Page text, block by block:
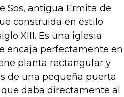
Sos, antigua Ermita de
construida en estilo
XIII. Es una iglesia
encaja perfectamente en
planta rectangular y
de una pequeña puerta
daba directamente al